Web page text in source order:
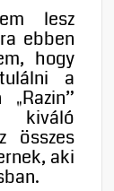
lesz
ebben
hogy
a
kiváló
összes
aki